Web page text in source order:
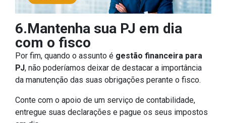
6.Mantenha sua PJ em dia
com o fisco
Por fim, quando o assunto é gestão financeira para
PJ, não poderíamos deixar de destacar a importância
da manutenção das suas obrigações perante o fisco.
Conte com o apoio de um serviço de contabilidade,
entregue suas declarações e pague os seus impostos